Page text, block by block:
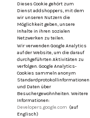
Dieses Cookie gehört zum
Dienst addshoppers, mit dem
wir unseren Nutzern die
Möglichkeit geben, unsere
Inhalte in ihren sozialen
Netzwerken zu teilen.
Wir verwenden Google Analytics
auf der Website, um die darauf
durchgeführten Aktivitäten zu
verfolgen.Google Analytics-
Cookies sammeln anonym
Standardprotokollinformationen
und Daten über
Besuchergewohnheiten.Weitere
Informationen:
Developers.google.com (auf
Englisch)